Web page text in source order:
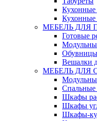
Кухонные
МЕБЕЛЬ ДЛЯ
Готовые
Обувницы
Вешалки
МЕБЕЛЬ ДЛЯ
Спальные
Шкафы
Шкафы
Шкафы-